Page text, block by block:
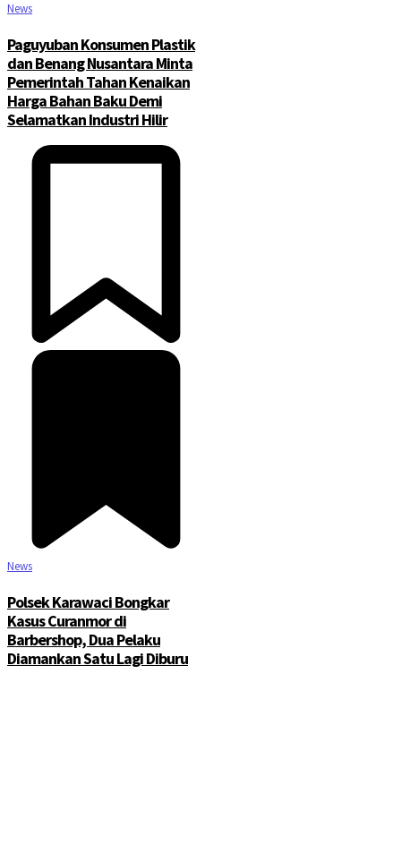
News
Paguyuban Konsumen Plastik
dan Benang Nusantara Minta
Pemerintah Tahan Kenaikan
Harga Bahan Baku Demi
Selamatkan Industri Hilir
News
Polsek Karawaci Bongkar
Kasus Curanmor di
Barbershop, Dua Pelaku
Diamankan Satu Lagi Diburu